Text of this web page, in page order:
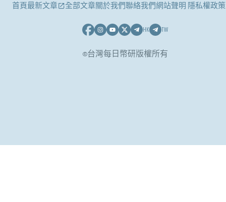
首頁最新文章 全部文章關於我們聯絡我們網站聲明 隱私權政策
HK TW
©台灣每日幣研版權所有